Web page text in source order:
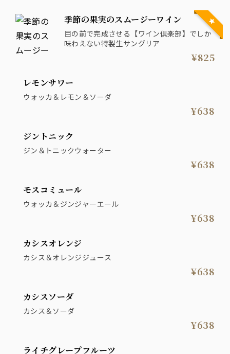
季節の果実のスムージーワイン
目の前で完成させる【ワイン倶楽部】でしか
味わえない特製生サングリア
¥825
レモンサワー
ウォッカ＆レモン＆ソーダ
¥638
ジントニック
ジン＆トニックウォーター
¥638
モスコミュール
ウォッカ＆ジンジャーエール
¥638
カシスオレンジ
カシス＆オレンジジュース
¥638
カシスソーダ
カシス＆ソーダ
¥638
ライチグレープフルーツ